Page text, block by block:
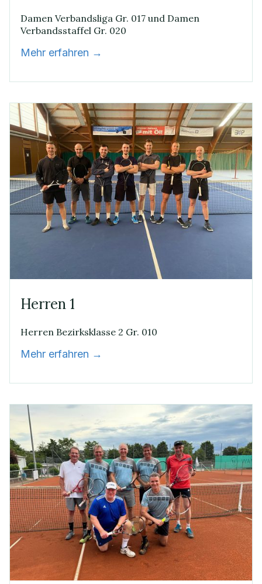
Damen Verbandsliga Gr. 017 und Damen
Verbandsstaffel Gr. 020
Mehr erfahren →
Herren 1
Herren Bezirksklasse 2 Gr. 010
Mehr erfahren →